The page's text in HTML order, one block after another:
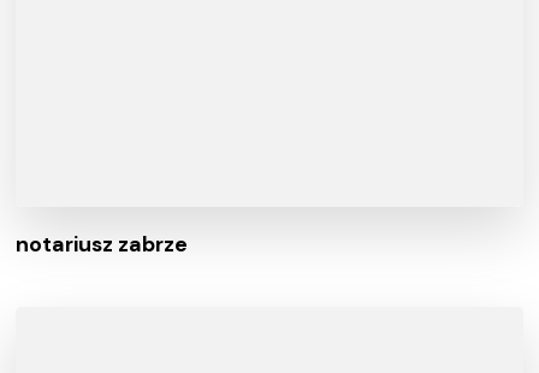
notariusz zabrze